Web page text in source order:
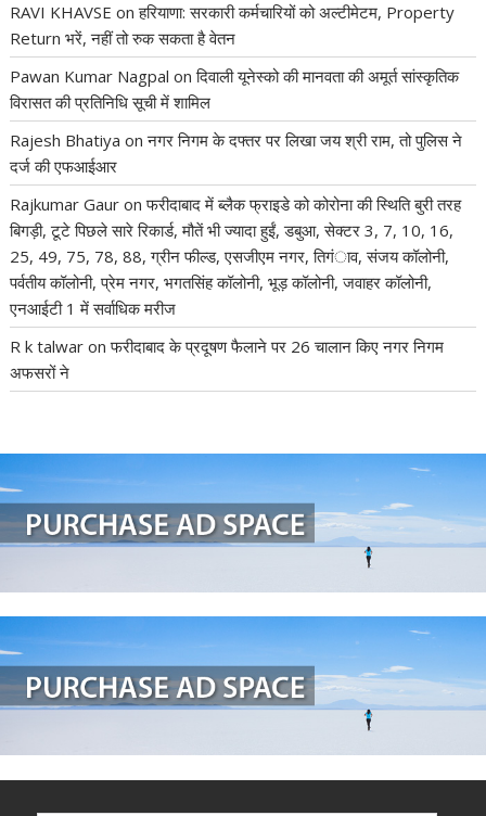
RAVI KHAVSE onहरियाणा: सरकारी कर्मचारियों को अल्टीमेटम, Property
Return भरें, नहीं तो रुक सकता है वेतन
Pawan Kumar Nagpal onदिवाली यूनेस्को की मानवता की अमूर्त सांस्कृतिक
विरासत की प्रतिनिधि सूची में शामिल
Rajesh Bhatiya onनगर निगम के दफ्तर पर लिखा जय श्री राम, तो पुलिस ने
दर्ज की एफआईआर
Rajkumar Gaur onफरीदाबाद में ब्लैक फ्राइडे को कोरोना की स्थिति बुरी तरह
बिगड़ी, टूटे पिछले सारे रिकार्ड, मौतें भी ज्यादा हुईं, डबुआ, सेक्टर 3, 7, 10, 16,
25, 49, 75, 78, 88, ग्रीन फील्ड, एसजीएम नगर, तिगंाव, संजय कॉलोनी,
पर्वतीय कॉलोनी, प्रेम नगर, भगतसिंह कॉलोनी, भूड़ कॉलोनी, जवाहर कॉलोनी,
एनआईटी 1 में सर्वाधिक मरीज
R k talwar onफरीदाबाद के प्रदूषण फैलाने पर 26 चालान किए नगर निगम
अफसरों ने